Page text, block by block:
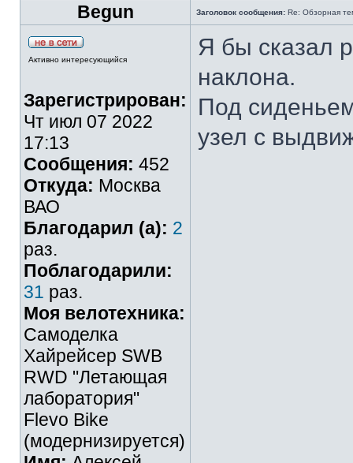
Begun
Заголовок сообщения: Re: Обзорная
Активно интересующийся
Зарегистрирован:
Чт июл 07 2022
17:13
Сообщения: 452
Откуда: Москва
ВАО
Благодарил (а): 2
раз.
Поблагодарили:
31 раз.
Моя велотехника:
Самоделка
Хайрейсер SWB
RWD "Летающая
лаборатория"
Flevo Bike
(модернизируется)
Я бы сказал
наклона.
Под
узел с